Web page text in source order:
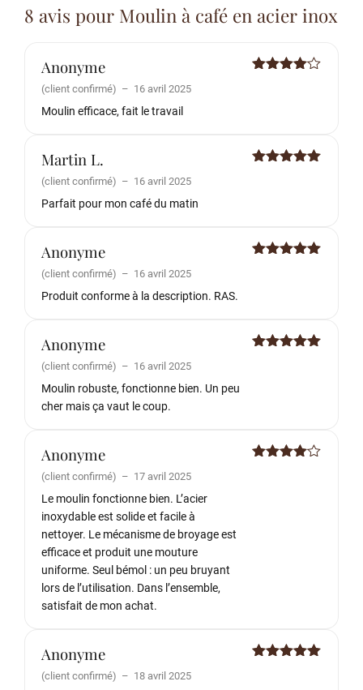
8 avis pour Moulin à café en acier inox
Anonyme
(client confirmé) – 16 avril 2025
Moulin efficace, fait le travail
Martin L.
(client confirmé) – 16 avril 2025
Parfait pour mon café du matin
Anonyme
(client confirmé) – 16 avril 2025
Produit conforme à la description. RAS.
Anonyme
(client confirmé) – 16 avril 2025
Moulin robuste, fonctionne bien. Un peu
cher mais ça vaut le coup.
Anonyme
(client confirmé) – 17 avril 2025
Le moulin fonctionne bien. L’acier
inoxydable est solide et facile à
nettoyer. Le mécanisme de broyage est
efficace et produit une mouture
uniforme. Seul bémol : un peu bruyant
lors de l’utilisation. Dans l’ensemble,
satisfait de mon achat.
Anonyme
(client confirmé) – 18 avril 2025